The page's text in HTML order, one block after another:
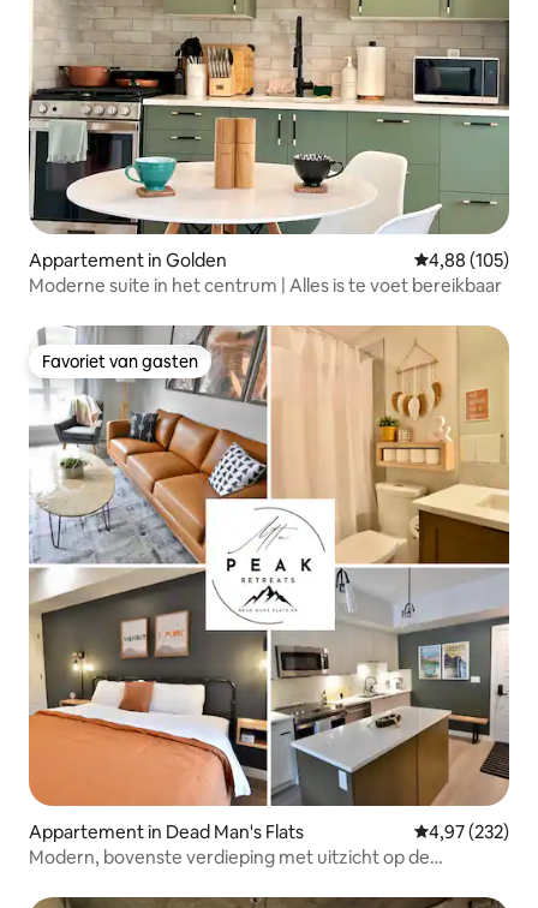
Appartement in Golden Gemiddelde
4,88 (105)
Moderne suite in het centrum | Alles is te voet bereikbaar
Favoriet van gasten
Favoriet van gasten
Appartement in Dead Man's Flats Gemiddelde
4,97 (232)
Modern, bovenste verdieping met uitzicht op de